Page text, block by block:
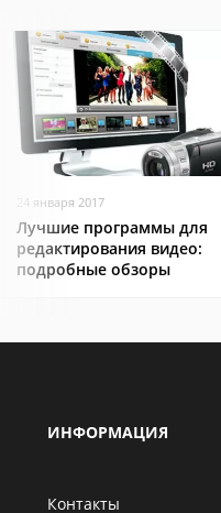
24 января 2017
Лучшие программы для
редактирования видео:
подробные обзоры
ИНФОРМАЦИЯ
Контакты